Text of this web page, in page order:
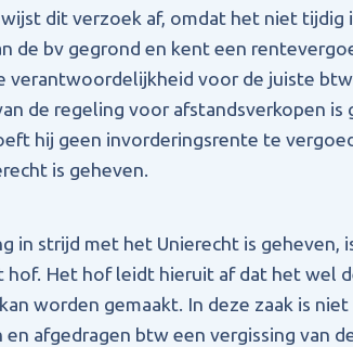
dit verzoek af, omdat het niet tijdig
de bv gegrond en kent een
verantwoordelijkheid voor de juiste
de regeling voor afstandsverkopen is
hij geen invorderingsrente te
is geheven.
in strijd met het Unierecht is geheven,
Het hof leidt hieruit af dat het wel
worden gemaakt. In deze zaak is niet
en afgedragen btw een vergissing van